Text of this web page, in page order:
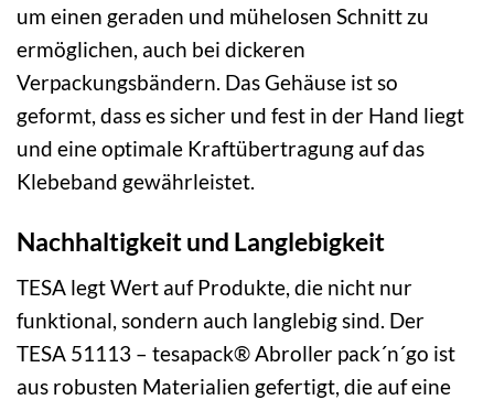
um einen geraden und mühelosen Schnitt zu
ermöglichen, auch bei dickeren
Verpackungsbändern. Das Gehäuse ist so
geformt, dass es sicher und fest in der Hand liegt
und eine optimale Kraftübertragung auf das
Klebeband gewährleistet.
Nachhaltigkeit und Langlebigkeit
TESA legt Wert auf Produkte, die nicht nur
funktional, sondern auch langlebig sind. Der
TESA 51113 – tesapack® Abroller pack´n´go ist
aus robusten Materialien gefertigt, die auf eine